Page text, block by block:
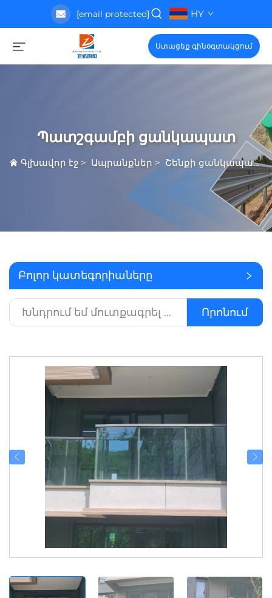
[email protected] HY
Ստացեք գինօգտակցում
Պատշգամբի ցանկապատ
Գլխավոր էջ > Ապրանքներ > Շենքի ցանկապատ
Բոլոր կատեգորիաները
Որոնում